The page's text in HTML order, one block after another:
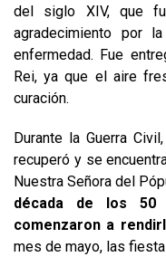
del siglo XIV, que
agradecimiento por
enfermedad. Fue
Rei, ya que el aire
curación.
Durante la Guerra
recuperó y se
Nuestra Señora del
década de los 50
comenzaron a
mes de mayo, las